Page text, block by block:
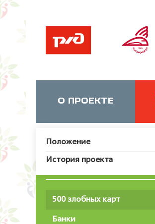
О ПРОЕКТЕ
Положение
История проекта
500 злобных карт
Банки